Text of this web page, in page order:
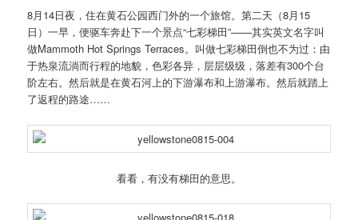
8月14日夜，住在黄石公园西门外的一个旅馆。第二天（8月15
日）一早，便驱车奔赴下一个景点“七彩梯田”——其实英文名字叫
做Mammoth Hot Springs Terraces。叫做七彩梯田倒也不为过：由
于热泉流淌而行程的地貌，色彩各异，层层级级，落差有300个台
阶左右。然后就是在黄石河上的下游瀑布和上游瀑布。然后就踏上
了返程的路途……
看看，有没有梯田的意思。